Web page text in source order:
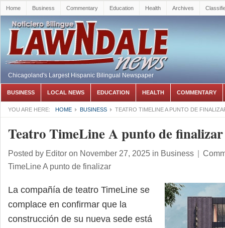
Home Business Commentary Education Health Archives
Chicagoland's Largest Hispanic Bilingual Newspaper
BUSINESS LOCAL NEWS EDUCATION HEALTH COMMENTARY
YOU ARE HERE: HOME BUSINESS TEATRO TIMELINE A PUNTO DE
Teatro TimeLine A punto de finalizar
Posted by Editor on November 27, 2025 in Business |
TimeLine A punto de finalizar
La compañía de teatro TimeLine se
complace en confirmar que la
construcción de su nueva sede está